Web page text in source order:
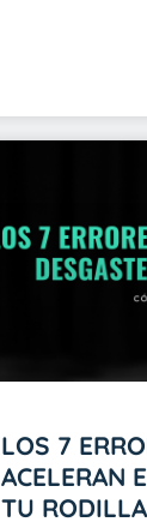
LOS 7
ACELERAN
TU